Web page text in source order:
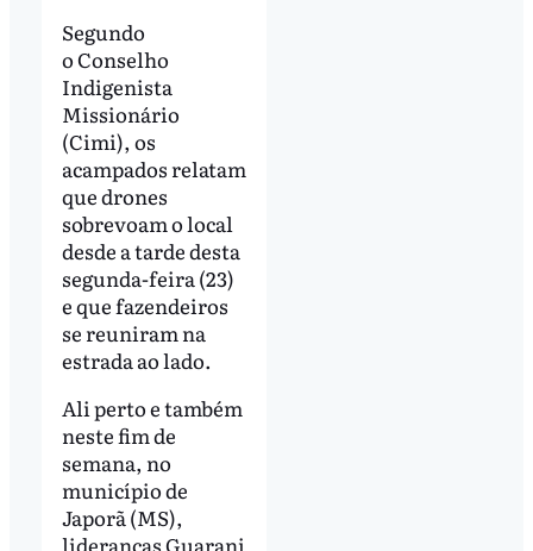
Segundo
o Conselho
Indigenista
Missionário
(Cimi), os
acampados relatam
que drones
sobrevoam o local
desde a tarde desta
segunda-feira (23)
e que fazendeiros
se reuniram na
estrada ao lado.
Ali perto e também
neste fim de
semana, no
município de
Japorã (MS),
lideranças Guarani